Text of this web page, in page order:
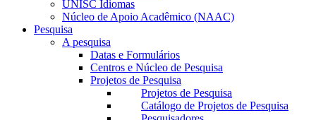
UNISC Idiomas
Núcleo de Apoio Acadêmico (NAAC)
Pesquisa
A pesquisa
Datas e Formulários
Centros e Núcleo de Pesquisa
Projetos de Pesquisa
Projetos de Pesquisa
Catálogo de Projetos de Pesquisa